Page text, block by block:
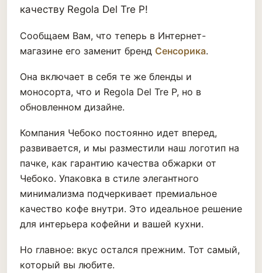
качеству Regola Del Tre P!
Сообщаем Вам, что теперь в Интернет-
магазине его заменит бренд Сенсорика.
Она включает в себя те же бленды и
моносорта, что и Regola Del Tre P, но в
обновленном дизайне.
Компания Чебоко постоянно идет вперед,
развивается, и мы разместили наш логотип на
пачке, как гарантию качества обжарки от
Чебоко. Упаковка в стиле элегантного
минимализма подчеркивает премиальное
качество кофе внутри. Это идеальное решение
для интерьера кофейни и вашей кухни.
Но главное: вкус остался прежним. Тот самый,
который вы любите.